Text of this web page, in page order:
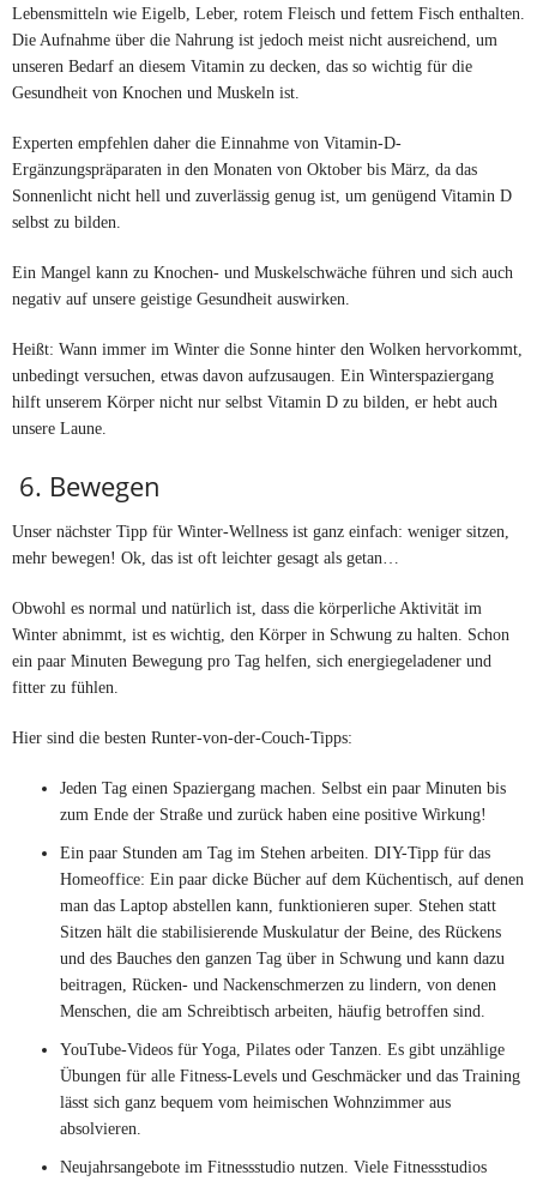
Lebensmitteln wie Eigelb, Leber, rotem Fleisch und fettem Fisch enthalten.
Die Aufnahme über die Nahrung ist jedoch meist nicht ausreichend, um
unseren Bedarf an diesem Vitamin zu decken, das so wichtig für die
Gesundheit von Knochen und Muskeln ist.
Experten empfehlen daher die Einnahme von Vitamin-D-
Ergänzungspräparaten in den Monaten von Oktober bis März, da das
Sonnenlicht nicht hell und zuverlässig genug ist, um genügend Vitamin D
selbst zu bilden.
Ein Mangel kann zu Knochen- und Muskelschwäche führen und sich auch
negativ auf unsere geistige Gesundheit auswirken.
Heißt: Wann immer im Winter die Sonne hinter den Wolken hervorkommt,
unbedingt versuchen, etwas davon aufzusaugen. Ein Winterspaziergang
hilft unserem Körper nicht nur selbst Vitamin D zu bilden, er hebt auch
unsere Laune.
6. Bewegen
Unser nächster Tipp für Winter-Wellness ist ganz einfach: weniger sitzen,
mehr bewegen! Ok, das ist oft leichter gesagt als getan…
Obwohl es normal und natürlich ist, dass die körperliche Aktivität im
Winter abnimmt, ist es wichtig, den Körper in Schwung zu halten. Schon
ein paar Minuten Bewegung pro Tag helfen, sich energiegeladener und
fitter zu fühlen.
Hier sind die besten Runter-von-der-Couch-Tipps:
Jeden Tag einen Spaziergang machen. Selbst ein paar Minuten bis
zum Ende der Straße und zurück haben eine positive Wirkung!
Ein paar Stunden am Tag im Stehen arbeiten. DIY-Tipp für das
Homeoffice: Ein paar dicke Bücher auf dem Küchentisch, auf denen
man das Laptop abstellen kann, funktionieren super. Stehen statt
Sitzen hält die stabilisierende Muskulatur der Beine, des Rückens
und des Bauches den ganzen Tag über in Schwung und kann dazu
beitragen, Rücken- und Nackenschmerzen zu lindern, von denen
Menschen, die am Schreibtisch arbeiten, häufig betroffen sind.
YouTube-Videos für Yoga, Pilates oder Tanzen. Es gibt unzählige
Übungen für alle Fitness-Levels und Geschmäcker und das Training
lässt sich ganz bequem vom heimischen Wohnzimmer aus
absolvieren.
Neujahrsangebote im Fitnessstudio nutzen. Viele Fitnessstudios